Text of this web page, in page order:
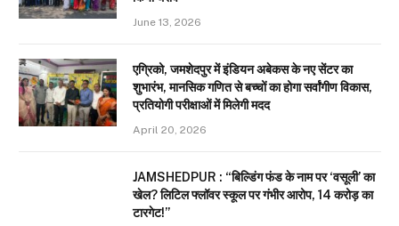
June 13, 2026
एग्रिको, जमशेदपुर में इंडियन अबेकस के नए सेंटर का
शुभारंभ, मानसिक गणित से बच्चों का होगा सर्वांगीण विकास,
प्रतियोगी परीक्षाओं में मिलेगी मदद
April 20, 2026
JAMSHEDPUR : “बिल्डिंग फंड के नाम पर ‘वसूली’ का
खेल? लिटिल फ्लॉवर स्कूल पर गंभीर आरोप, 14 करोड़ का
टारगेट!”